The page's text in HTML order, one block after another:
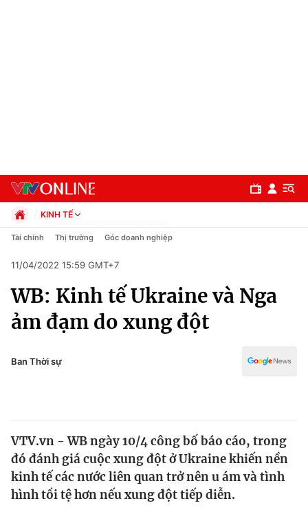
Chuyên mục
Chính trị
Thế giới
Tin tức
KINH TẾ
Chính trị
Pháp luật
Kinh tế
Thể thao
Truyền hình
Y tế
Tài chính Thị trường Góc doanh nghiệp
11/04/2022 15:59 GMT+7
WB: Kinh tế Ukraine và Nga
ảm đạm do xung đột
Ban Thời sự
VTV.vn - WB ngày 10/4 công bố báo cáo, trong
đó đánh giá cuộc xung đột ở Ukraine khiến nền
kinh tế các nước liên quan trở nên u ám và tình
hình tồi tệ hơn nếu xung đột tiếp diễn.